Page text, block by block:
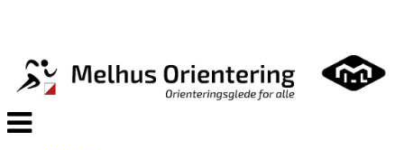
Veksle
navigasjon